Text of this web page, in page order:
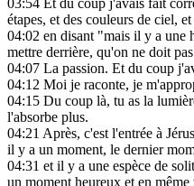
03:54 Et du coup j'avais fait
étapes, et des couleurs de ciel,
04:02 en disant "mais il y a une
mettre derrière, qu'on ne doit
04:07 La passion. Et du coup
04:12 Moi je raconte, je
04:15 Du coup là, tu as la
l'absorbe plus.
04:21 Après, c'est l'entrée à
il y a un moment, le dernier
04:31 et il y a une espèce de
un moment heureux et en même